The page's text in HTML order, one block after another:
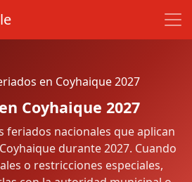
en Coyhaique 2027
Coyhaique 2027
feriados nacionales que aplican
durante 2027. Cuando
o restricciones especiales,